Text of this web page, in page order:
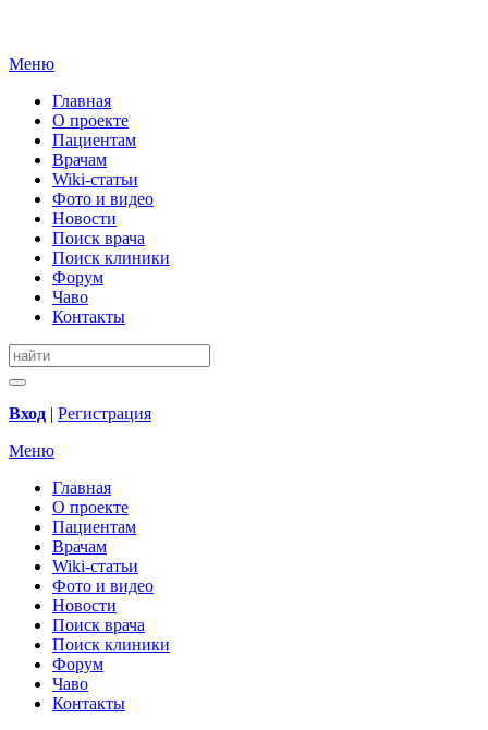
Меню
Главная
О проекте
Пациентам
Врачам
Wiki-статьи
Фото и видео
Новости
Поиск врача
Поиск клиники
Форум
Чаво
Контакты
Вход | Регистрация
Меню
Главная
О проекте
Пациентам
Врачам
Wiki-статьи
Фото и видео
Новости
Поиск врача
Поиск клиники
Форум
Чаво
Контакты